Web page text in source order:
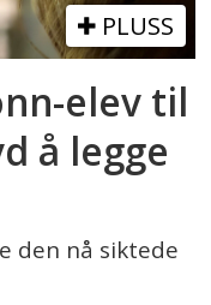
PLUSS
elev til
å legge
den nå siktede